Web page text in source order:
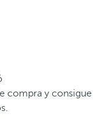
compra y consigue